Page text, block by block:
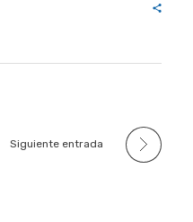
Siguiente entrada